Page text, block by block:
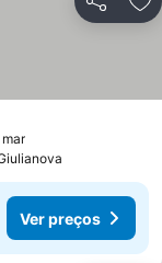
Partilhar
Ver preços